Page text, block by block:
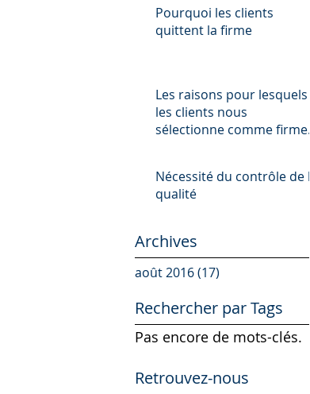
Pourquoi les clients
quittent la firme
Les raisons pour lesquels
les clients nous
sélectionne comme firme
Nécessité du contrôle de la
qualité
Archives
août 2016(17)
Rechercher par Tags
Pas encore de mots-clés.
Retrouvez-nous